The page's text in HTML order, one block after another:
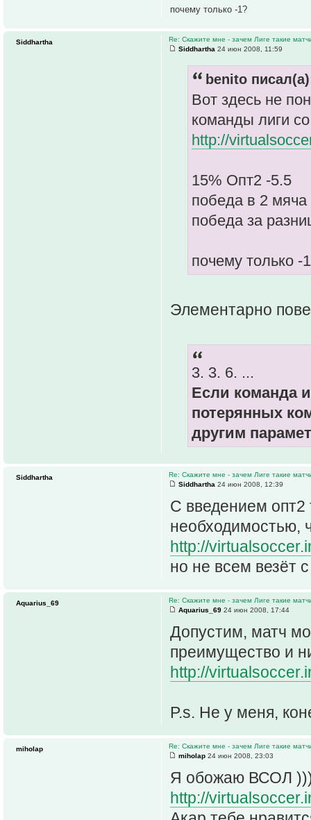
почему только -1?
Re: Скажите мне - зачем Лиге такие
Siddhartha 24 июн 2008, 11:59
benito
Вот здесь не
команды лиги
http://
15% Опт2 -5.5
победа в 2 мяча
победа за
почему только -
Элементарно
3. 3. 6. ...
Если команда
потерянных
другим
Siddhartha
Re: Скажите мне - зачем Лиге такие
Siddhartha 24 июн 2008, 12:39
C введением
необходимостью,
http://
но не всем везёт
Siddhartha
Re: Скажите мне - зачем Лиге такие
Aquarius_69 24 июн 2008, 17:44
Допустим, матч
преимущество и
http://
P.s. Не у меня,
Aquarius_69
Re: Скажите мне - зачем Лиге такие
miholap 24 июн 2008, 23:03
Я обожаю ВСОЛ
http://
miholap